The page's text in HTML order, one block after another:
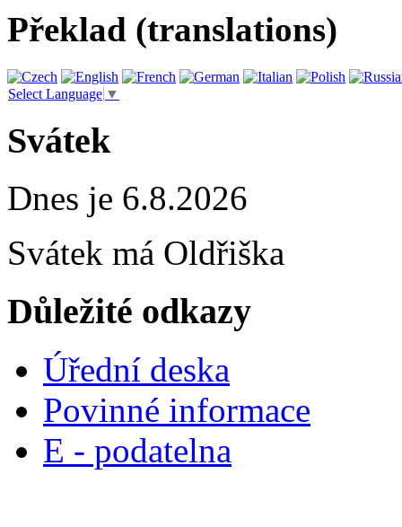
Překlad (translations)
Select Language ▼
Svátek
Dnes je 6.8.2026
Svátek má Oldřiška
Důležité odkazy
Úřední deska
Povinné informace
E - podatelna